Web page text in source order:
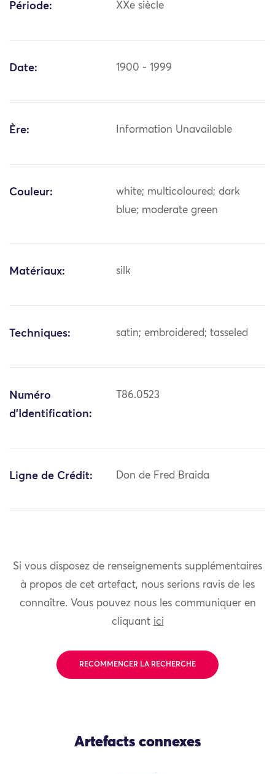
Période: XXe siècle
Date: 1900 - 1999
Ère: Information Unavailable
Couleur:
white; multicoloured; dark
blue; moderate green
Matériaux: silk
Techniques: satin; embroidered; tasseled
Numéro
d'Identification:
T86.0523
Ligne de Crédit: Don de Fred Braida
Si vous disposez de renseignements supplémentaires
à propos de cet artefact, nous serions ravis de les
connaître. Vous pouvez nous les communiquer en
cliquant ici
RECOMMENCER LA RECHERCHE
Artefacts connexes